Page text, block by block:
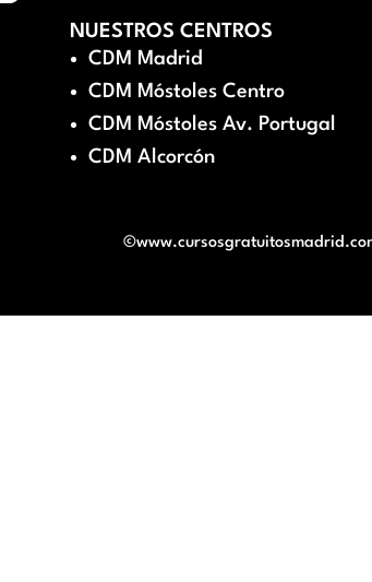
NUESTROS CENTROS
CDM Madrid
CDM Móstoles Centro
CDM Móstoles Av. Portugal
CDM Alcorcón